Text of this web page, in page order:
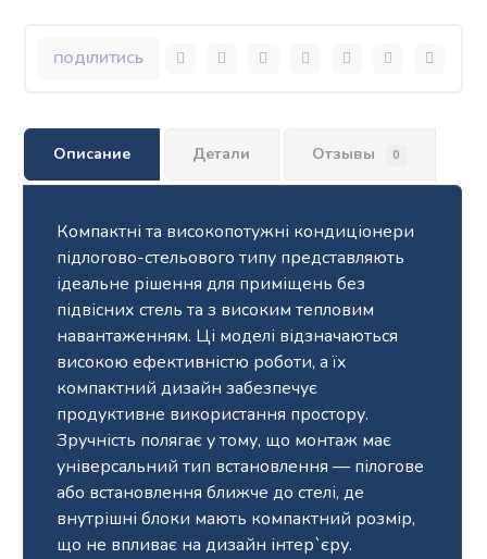
Описание Детали Отзывы 0
Компактні та високопотужні кондиціонери
підлогово-стельового типу представляють
ідеальне рішення для приміщень без
підвісних стель та з високим тепловим
навантаженням. Ці моделі відзначаються
високою ефективністю роботи, а їх
компактний дизайн забезпечує
продуктивне використання простору.
Зручність полягає у тому, що монтаж має
універсальний тип встановлення — пілогове
або встановлення ближче до стелі, де
внутрішні блоки мають компактний розмір,
що не впливає на дизайн інтер`єру.